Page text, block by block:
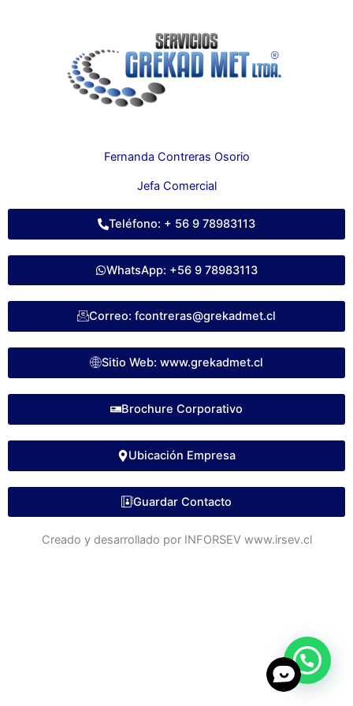
Fernanda Contreras Osorio
Jefa Comercial
Teléfono: + 56 9 78983113
WhatsApp: +56 9 78983113
Correo: fcontreras@grekadmet.cl
Sitio Web: www.grekadmet.cl
Brochure Corporativo
Ubicación Empresa
Guardar Contacto
Creado y desarrollado por INFORSEV www.irsev.cl